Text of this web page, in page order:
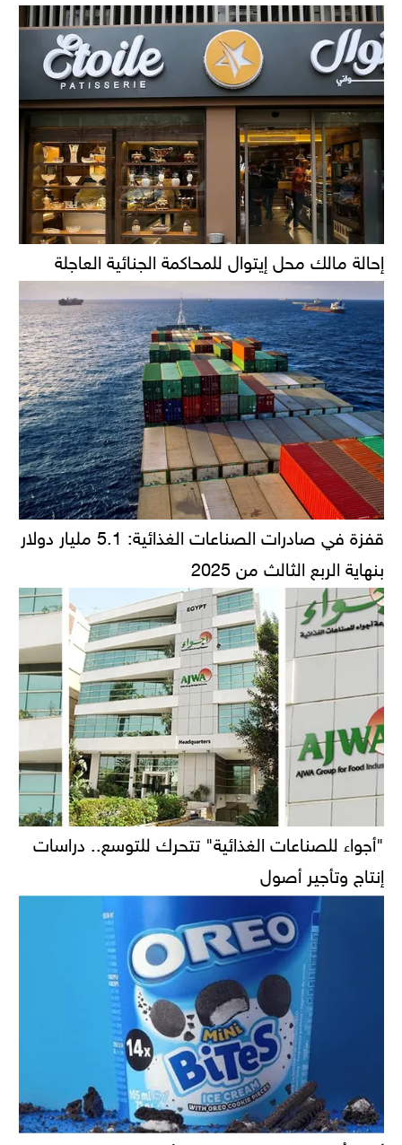
إحالة مالك محل إيتوال للمحاكمة الجنائية العاجلة
قفزة في صادرات الصناعات الغذائية: 5.1 مليار دولار
بنهاية الربع الثالث من 2025
"أجواء للصناعات الغذائية" تتحرك للتوسع.. دراسات
إنتاج وتأجير أصول